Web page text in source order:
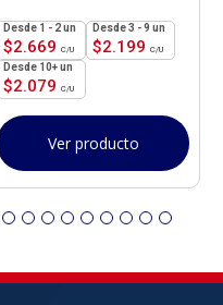
$2.669
1 - 2un
$2.199
3 - 9 un
$2.079
10+ un
Ver producto